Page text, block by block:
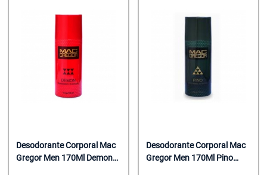
Desodorante Corporal Mac
Gregor Men 170Ml Demon
Desodorante Corporal Mac
Gregor Men 170Ml Pino